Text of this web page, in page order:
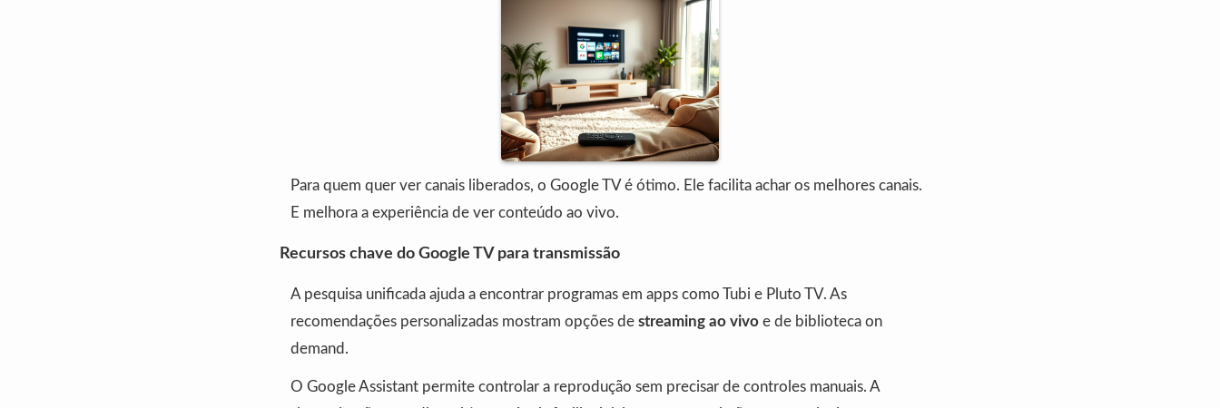
Para quem quer ver canais liberados, o Google TV é ótimo. Ele facilita achar os melhores canais.
E melhora a experiência de ver conteúdo ao vivo.
Recursos chave do Google TV para transmissão
A pesquisa unificada ajuda a encontrar programas em apps como Tubi e Pluto TV. As
recomendações personalizadas mostram opções de streaming ao vivo e de biblioteca on
demand.
O Google Assistant permite controlar a reprodução sem precisar de controles manuais. A